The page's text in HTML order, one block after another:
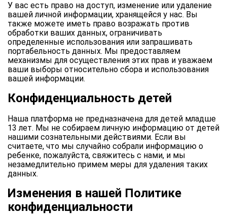
У вас есть право на доступ, изменение или удаление
вашей личной информации, хранящейся у нас. Вы
также можете иметь право возражать против
обработки ваших данных, ограничивать
определенные использования или запрашивать
портабельность данных. Мы предоставляем
механизмы для осуществления этих прав и уважаем
ваши выборы относительно сбора и использования
вашей информации.
Конфиденциальность детей
Наша платформа не предназначена для детей младше
13 лет. Мы не собираем личную информацию от детей
нашими сознательными действиями. Если вы
считаете, что мы случайно собрали информацию о
ребенке, пожалуйста, свяжитесь с нами, и мы
незамедлительно примем меры для удаления таких
данных.
Изменения в нашей Политике
конфиденциальности